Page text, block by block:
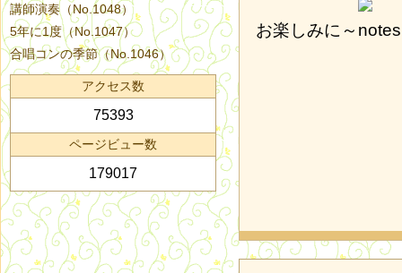
お楽しみに～
講師演奏（No.1048）
5年に1度（No.1047）
合唱コンの季節（No.1046）
アクセス数
75393
ページビュー数
179017